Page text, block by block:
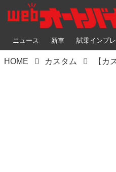
ニュース 新車 試乗インプレ
HOME カスタム